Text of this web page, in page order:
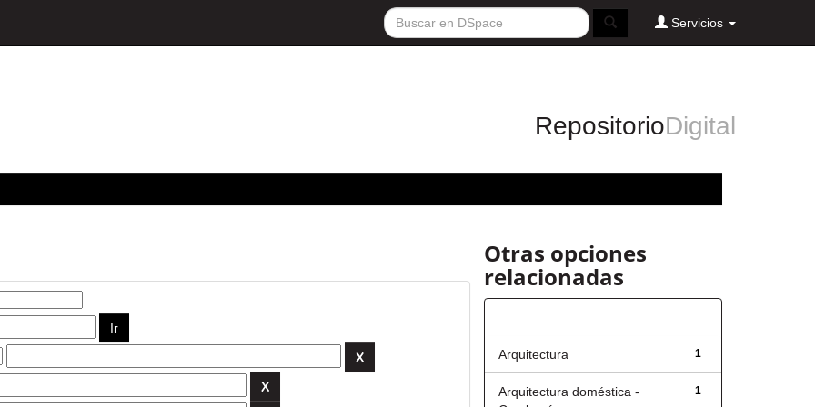
Servicios
RepositorioDigital
Otras opciones
relacionadas
1
Arquitectura
1
Arquitectura doméstica -